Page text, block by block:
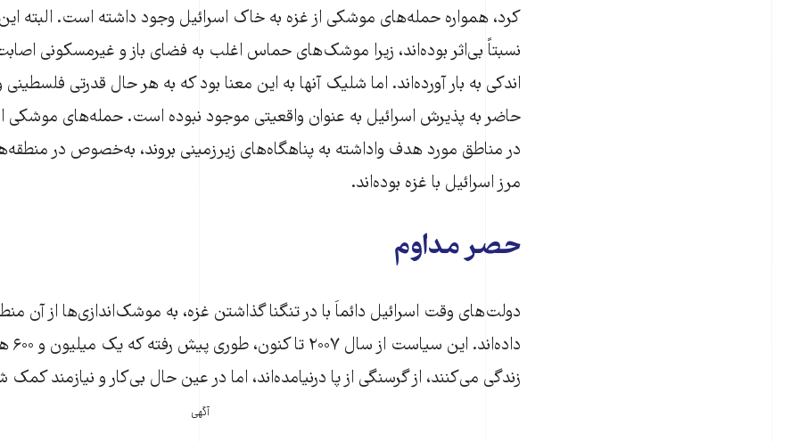
کرد، همواره حمله‌های موشکی از غزه به خاک اسرائیل وجود داشته است. البته
نسبتاً‌ بی‌اثر بوده‌اند، زیرا موشک‌های حماس اغلب به فضای باز و غیرمسکونی
اندکی به بار آورده‌اند. اما شلیک آنها به این معنا بود که به هر حال قدرتی
حاضر به پذیرش اسرائیل به عنوان واقعیتی موجود نبوده است. حمله‌های موشکی از
در مناطق مورد هدف واداشته به پناهگاه‌های زیرزمینی بروند، به‌خصوص در
مرز اسرائیل با غزه بوده‌اند.
حصر مداوم
دولت‌های وقت اسرائیل دا‌ئماَ با در تنگنا گذاشتن غزه، به موشک‌اندازی‌ها از آن
زندگی می‌کنند، از گرسنگی از پا درنیامده‌اند، اما در عین حال بی‌کار و نیازمند کمک
آگهی